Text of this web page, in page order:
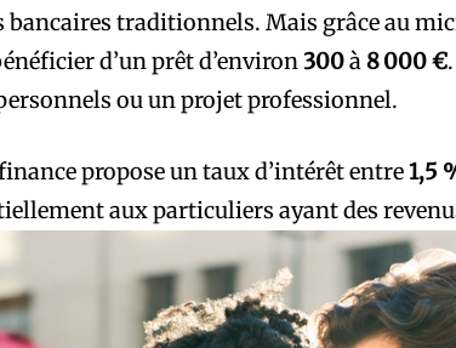
bancaires traditionnels. Mais grâce au
d’un prêt d’environ300à8 000 €
ou un projet professionnel.
propose un taux d’intérêt entre1,5
aux particuliers ayant des